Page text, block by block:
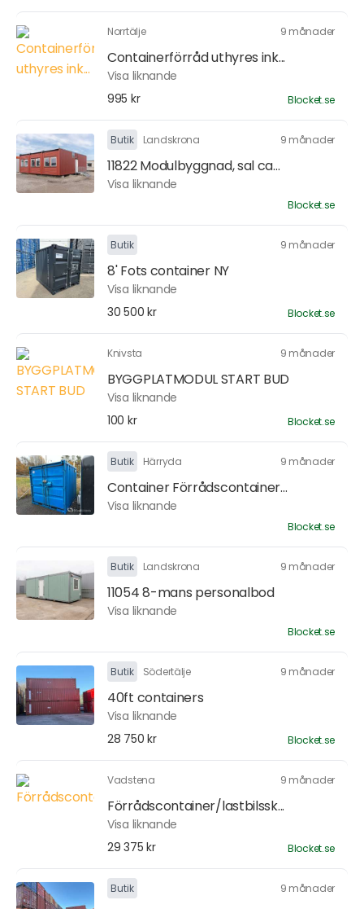
Norrtälje 9 månader
Containerförråd uthyres ink...
Visa liknande
995 kr
Blocket.se
Butik Landskrona 9 månader
11822 Modulbyggnad, sal ca...
Visa liknande
Blocket.se
Butik 9 månader
8' Fots container NY
Visa liknande
30 500 kr
Blocket.se
Knivsta 9 månader
BYGGPLATMODUL START BUD
Visa liknande
100 kr
Blocket.se
Butik Härryda 9 månader
Container Förrådscontainer...
Visa liknande
Blocket.se
Butik Landskrona 9 månader
11054 8-mans personalbod
Visa liknande
Blocket.se
Butik Södertälje 9 månader
40ft containers
Visa liknande
28 750 kr
Blocket.se
Vadstena 9 månader
Förrådscontainer/lastbilssk...
Visa liknande
29 375 kr
Blocket.se
Butik 9 månader